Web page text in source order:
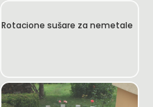
Rotacione sušare za nemetale
Rotacione sušare za nemetale